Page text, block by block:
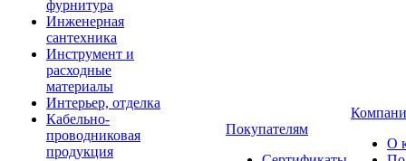
фурнитура
Инженерная
сантехника
Инструмент и
расходные
материалы
Интерьер, отделка
Кабельно-
проводниковая
продукция
Покупателям
О